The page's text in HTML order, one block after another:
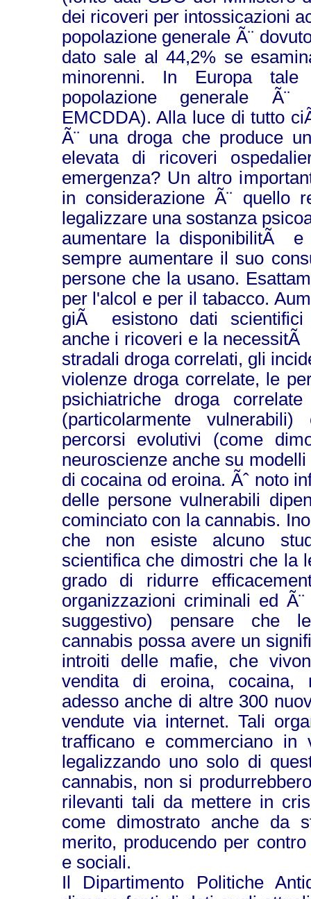
dei ricoveri per intossicazioni
popolazione generale Ã¨
dato sale al 44,2% se
minorenni. In Europa tale
popolazione generale
EMCDDA). Alla luce di tutto
Ã¨ una droga che produce
elevata di ricoveri
emergenza? Un altro
in considerazione Ã¨ quello
legalizzare una sostanza
aumentare la disponibilitÃ e
sempre aumentare il suo
persone che la usano.
per l'alcol e per il tabacco.
giÃ esistono dati scientifici
anche i ricoveri e la
stradali droga correlati, gli
violenze droga correlate, le
psichiatriche droga
(particolarmente vulnerabili)
percorsi evolutivi (come
neuroscienze anche su
di cocaina od eroina. Ãˆ noto
delle persone vulnerabili
cominciato con la cannabis.
che non esiste alcuno
scientifica che dimostri che la
grado di ridurre
organizzazioni criminali ed
suggestivo) pensare che
cannabis possa avere un
introiti delle mafie, che
vendita di eroina, cocaina,
adesso anche di altre 300
vendute via internet. Tali
trafficano e commerciano in
legalizzando uno solo di
cannabis, non si
rilevanti tali da mettere in
come dimostrato anche da
merito, producendo per
e sociali.
Il Dipartimento Politiche